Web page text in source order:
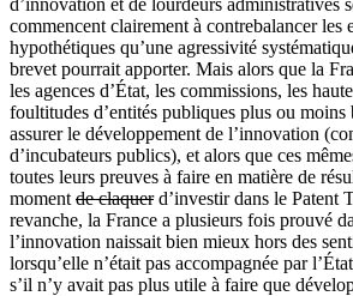
commencent clairement à contrebalancer les
hypothétiques qu’une agressivité
brevet pourrait apporter. Mais alors que la
les agences d’État, les commissions, les
foultitudes d’entités publiques plus ou
assurer le développement de l’innovation
d’incubateurs publics), et alors que ces
toutes leurs preuves à faire en matière de
moment de claquerd’investir dans le Patent
revanche, la France a plusieurs fois prouvé
l’innovation naissait bien mieux hors des
lorsqu’elle n’était pas accompagnée par
s’il n’y avait pas plus utile à faire que